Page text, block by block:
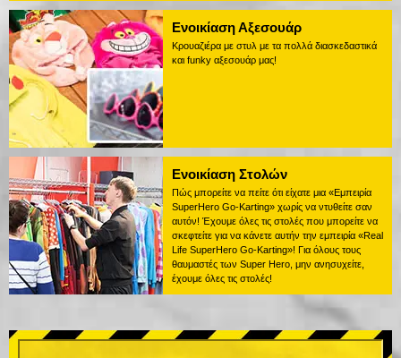
Ενοικίαση Αξεσουάρ
Κρουαζιέρα με στυλ με τα πολλά διασκεδαστικά
και funky αξεσουάρ μας!
Ενοικίαση Στολών
Πώς μπορείτε να πείτε ότι είχατε μια «Εμπειρία
SuperHero Go-Karting» χωρίς να ντυθείτε σαν
αυτόν! Έχουμε όλες τις στολές που μπορείτε να
σκεφτείτε για να κάνετε αυτήν την εμπειρία «Real
Life SuperHero Go-Karting»! Για όλους τους
θαυμαστές των Super Hero, μην ανησυχείτε,
έχουμε όλες τις στολές!